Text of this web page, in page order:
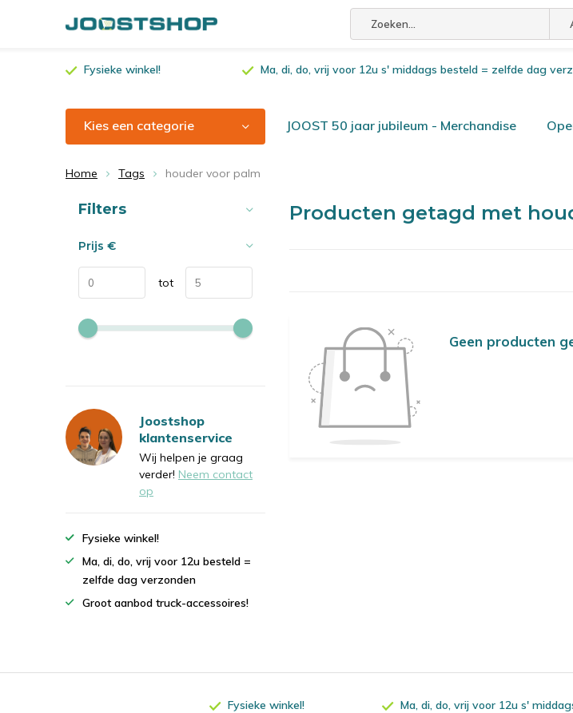
Fysieke winkel! Ma, di, do, vrij voor 12u s' middags besteld = zelfde dag
Kies een categorie JOOST 50 jaar jubileum - Merchandise
Home Tags houder voor palm
Producten getagd met
Geen producten
Sorteren op:
Filters
Prijs €
tot
Joostshop
klantenservice
Wij helpen je graag
verder! Neem contact
op
Fysieke winkel!
Ma, di, do, vrij voor 12u besteld =
zelfde dag verzonden
Groot aanbod truck-accessoires!
Fysieke winkel! Ma, di, do, vrij voor 12u s'